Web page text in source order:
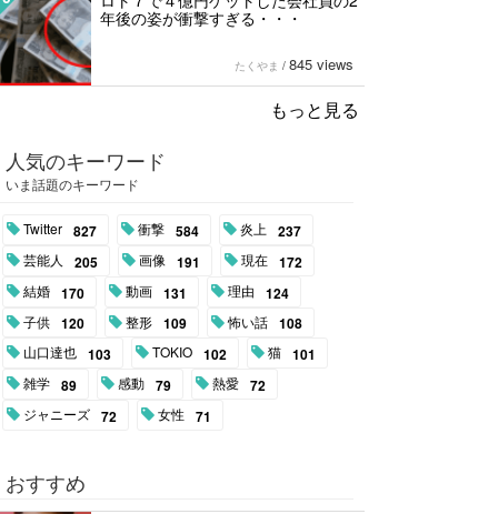
年後の姿が衝撃すぎる・・・
たくやま / 845 views
もっと見る
人気のキーワード
いま話題のキーワード
Twitter 827 衝撃 584 炎上 237
芸能人 205 画像 191 現在 172
結婚 170 動画 131 理由 124
子供 120 整形 109 怖い話 108
山口達也 103 TOKIO 102 猫 101
雑学 89 感動 79 熱愛 72
ジャニーズ 72 女性 71
おすすめ